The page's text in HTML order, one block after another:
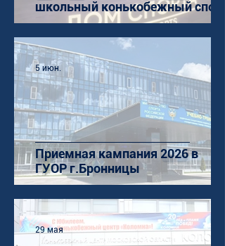
школьный конькобежный спорт
Приемная кампания 2026 в
ГУОР г.Бронницы
5 июн.
29 мая